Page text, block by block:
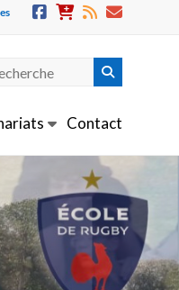
Contact